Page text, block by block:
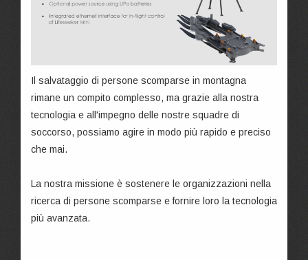
Il salvataggio di persone scomparse in montagna
rimane un compito complesso, ma grazie alla nostra
tecnologia e all'impegno delle nostre squadre di
soccorso, possiamo agire in modo più rapido e preciso
che mai.
La nostra missione è sostenere le organizzazioni nella
ricerca di persone scomparse e fornire loro la tecnologia
più avanzata.